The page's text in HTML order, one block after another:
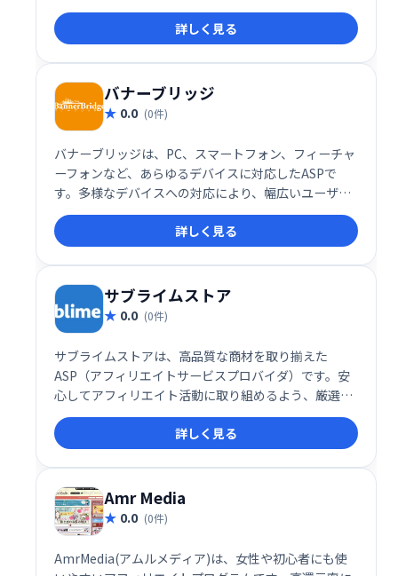
詳しく見る
バナーブリッジ
0.0 (0件)
バナーブリッジは、PC、スマートフォン、フィーチャ
ーフォンなど、あらゆるデバイスに対応したASPで
す。多様なデバイスへの対応により、幅広いユーザー
への広告配信を可能にするサービスです。
詳しく見る
サブライムストア
0.0 (0件)
サブライムストアは、高品質な商材を取り揃えた
ASP（アフィリエイトサービスプロバイダ）です。安
心してアフィリエイト活動に取り組めるよう、厳選さ
れた商品を提供しています。初心者からベテランま
で、幅広いアフィリエイターの方々に最適なサービス
です。充実したサポート体制も魅力の一つです。
詳しく見る
Amr Media
0.0 (0件)
AmrMedia(アムルメディア)は、女性や初心者にも使